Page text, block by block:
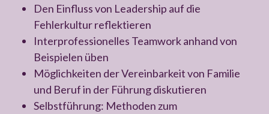
Den Einfluss von Leadership auf die
Fehlerkultur reflektieren
Interprofessionelles Teamwork anhand von
Beispielen üben
Möglichkeiten der Vereinbarkeit von Familie
und Beruf in der Führung diskutieren
Selbstführung: Methoden zum